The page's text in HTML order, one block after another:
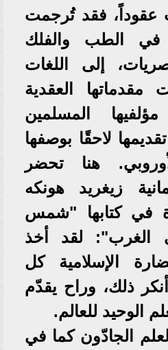
عقوداً، فقد تُرجمت
في الطب والفلك
إلى اللغات
مقدماتها العقدية
المسلمين
لاحقًا بوصفها
هنا تحضر
زيغريد هونكه
في كتابها "شمس
الغرب": لقد أخذ
الإسلامية كل
ذلك، وراح يقدّم
الوحيد للعالم.
الجادّون كما في